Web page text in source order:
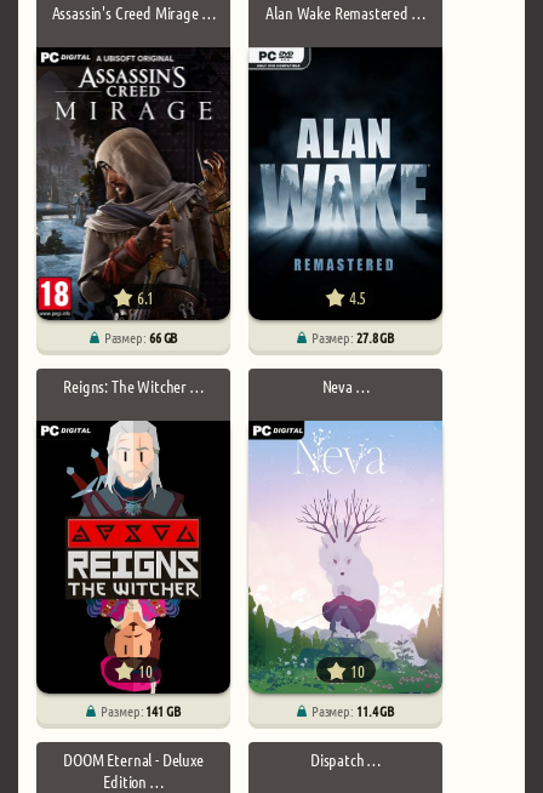
Assassin's Creed Mirage …
6.1
Размер:66 GB
Alan Wake Remastered …
4.5
Размер:27.8 GB
Reigns: The Witcher …
10
Размер:141 GB
Neva …
10
Размер: 11.4 GB
DOOM Eternal - Deluxe
Edition …
Dispatch …